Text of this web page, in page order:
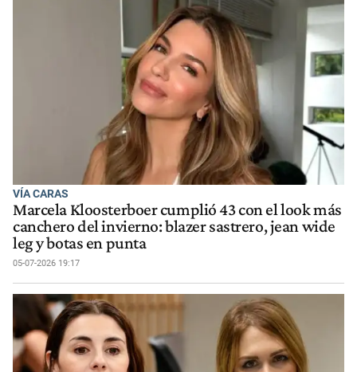
VÍA CARAS
Marcela Kloosterboer cumplió 43 con el look más
canchero del invierno: blazer sastrero, jean wide
leg y botas en punta
05-07-2026 19:17